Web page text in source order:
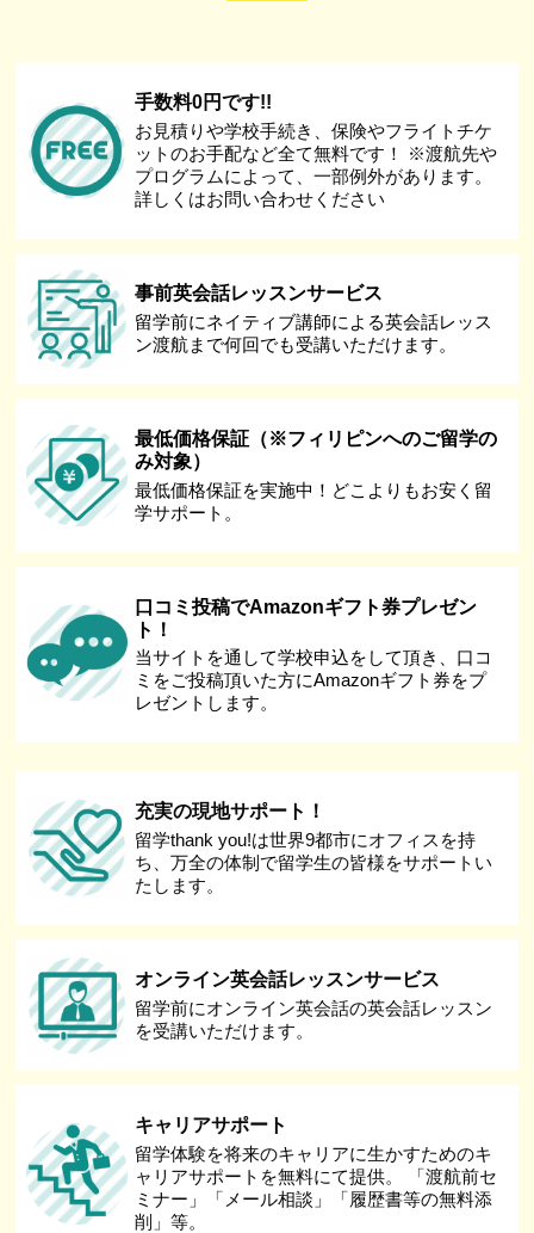
手数料0円です!!
お見積りや学校手続き、保険やフライトチケ
ットのお手配など全て無料です！ ※渡航先や
プログラムによって、一部例外があります。
詳しくはお問い合わせください
事前英会話レッスンサービス
留学前にネイティブ講師による英会話レッス
ン渡航まで何回でも受講いただけます。
最低価格保証（※フィリピンへのご留学の
み対象）
最低価格保証を実施中！どこよりもお安く留
学サポート。
口コミ投稿でAmazonギフト券プレゼン
ト！
当サイトを通して学校申込をして頂き、口コ
ミをご投稿頂いた方にAmazonギフト券をプ
レゼントします。
充実の現地サポート！
留学thank you!は世界9都市にオフィスを持
ち、万全の体制で留学生の皆様をサポートい
たします。
オンライン英会話レッスンサービス
留学前にオンライン英会話の英会話レッスン
を受講いただけます。
キャリアサポート
留学体験を将来のキャリアに生かすためのキ
ャリアサポートを無料にて提供。 「渡航前セ
ミナー」「メール相談」「履歴書等の無料添
削」等。